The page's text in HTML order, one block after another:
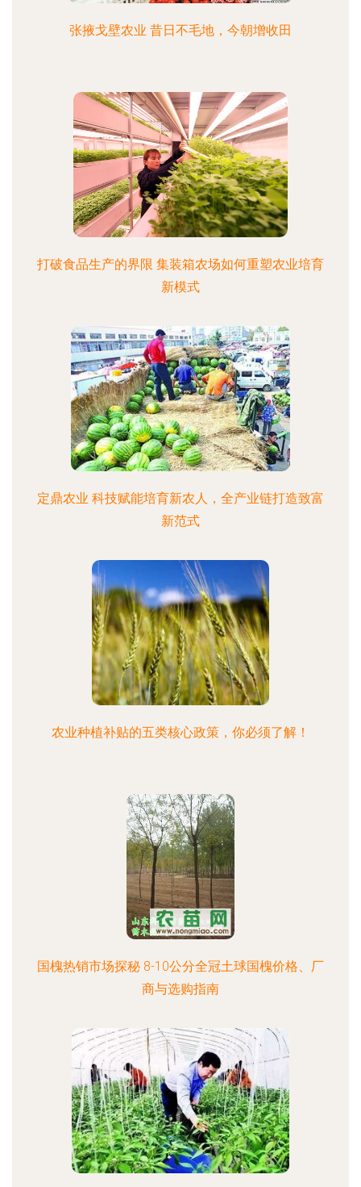
张掖戈壁农业 昔日不毛地，今朝增收田
打破食品生产的界限 集装箱农场如何重塑农业培育
新模式
定鼎农业 科技赋能培育新农人，全产业链打造致富
新范式
农业种植补贴的五类核心政策，你必须了解！
国槐热销市场探秘 8-10公分全冠土球国槐价格、厂
商与选购指南